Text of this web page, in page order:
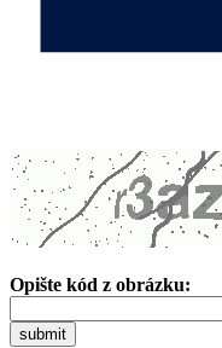
Opište kód z obrázku:
submit